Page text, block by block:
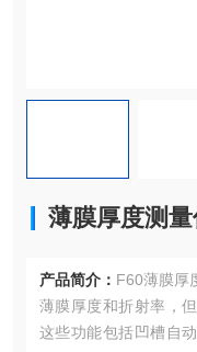
薄膜厚度测量
产品简介： F60薄膜厚
薄膜厚度和折射率，
这些功能包括凹槽自